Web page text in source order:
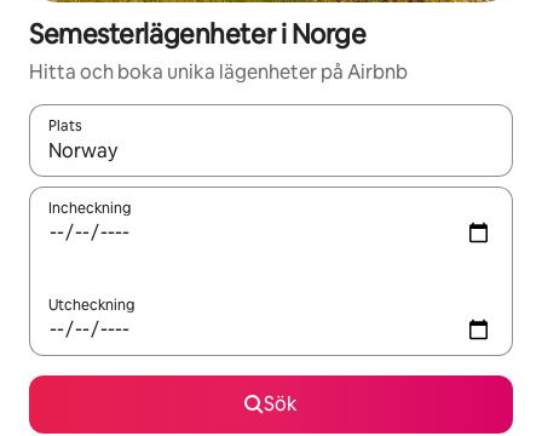
Semesterlägenheter i Norge
Hitta och boka unika lägenheter på Airbnb
Plats
När resultaten är tillgängliga kan du navigera med upp- och
Incheckning
Utcheckning
Sök